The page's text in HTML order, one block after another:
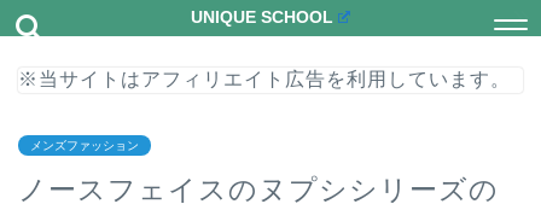
UNIQUE SCHOOL
※当サイトはアフィリエイト広告を利用しています。
メンズファッション
ノースフェイスのヌプシシリーズの